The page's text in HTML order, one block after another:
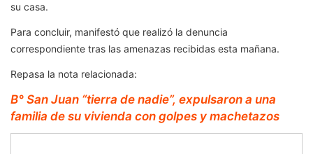
su casa.
Para concluir, manifestó que realizó la denuncia
correspondiente tras las amenazas recibidas esta mañana.
Repasa la nota relacionada:
B° San Juan “tierra de nadie”, expulsaron a una
familia de su vivienda con golpes y machetazos